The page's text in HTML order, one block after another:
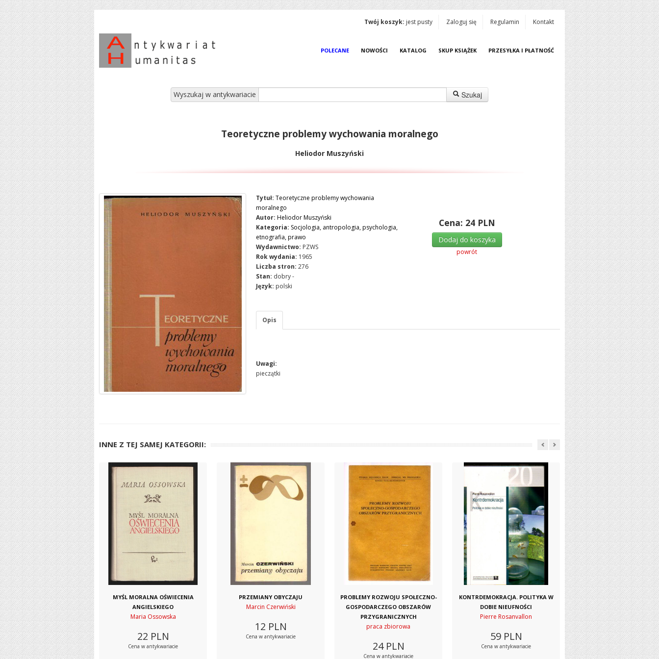
Twój koszyk: jest pusty Zaloguj się Regulamin Kontakt
POLECANE NOWOŚCI KATALOG SKUP KSIĄŻEK PRZESYŁKA I PŁATNOŚĆ
Wyszukaj w antykwariacie Szukaj
Teoretyczne problemy wychowania moralnego
Heliodor Muszyński
Tytuł: Teoretyczne problemy wychowania
moralnego
Autor: Heliodor Muszyński
Kategoria: Socjologia, antropologia, psychologia,
etnografia, prawo
Wydawnictwo: PZWS
Rok wydania: 1965
Liczba stron: 276
Stan: dobry -
Język: polski
Cena: 24 PLN
Dodaj do koszyka
powrót
Opis
Uwagi:
pieczątki
INNE Z TEJ SAMEJ KATEGORII:
MYŚL MORALNA OŚWIECENIA
ANGIELSKIEGO
Maria Ossowska
22 PLN
Cena w antykwariacie
PRZEMIANY OBYCZAJU
Marcin Czerwiński
12 PLN
Cena w antykwariacie
PROBLEMY ROZWOJU SPOŁECZNO-
GOSPODARCZEGO OBSZARÓW
PRZYGRANICZNYCH
praca zbiorowa
24 PLN
Cena w antykwariacie
KONTRDEMOKRACJA. POLITYKA W
DOBIE NIEUFNOŚCI
Pierre Rosanvallon
59 PLN
Cena w antykwariacie